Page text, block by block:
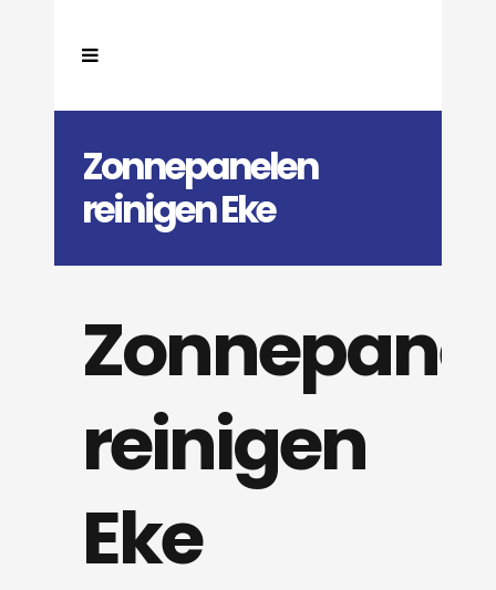
Zonnepanelen
reinigen Eke
reinigen
Eke